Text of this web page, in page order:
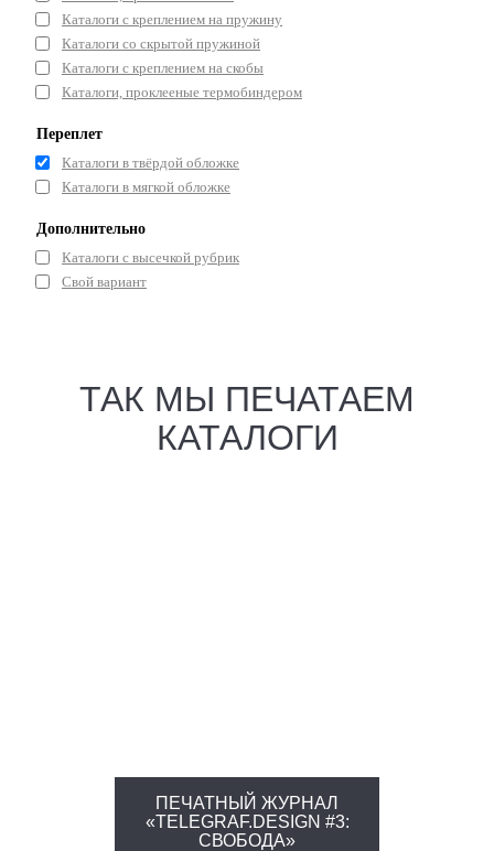
Каталоги с креплением на пружину
Каталоги со скрытой пружиной
Каталоги с креплением на скобы
Каталоги, проклееные термобиндером
Переплет
Каталоги в твёрдой обложке
Каталоги в мягкой обложке
Дополнительно
Каталоги с высечкой рубрик
Свой вариант
ТАК МЫ ПЕЧАТАЕМ
КАТАЛОГИ
ПЕЧАТНЫЙ ЖУРНАЛ
«TELEGRAF.DESIGN #3:
СВОБОДА»